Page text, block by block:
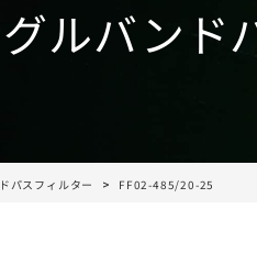
ルバンド
パスフィルター FF02-485/20-25